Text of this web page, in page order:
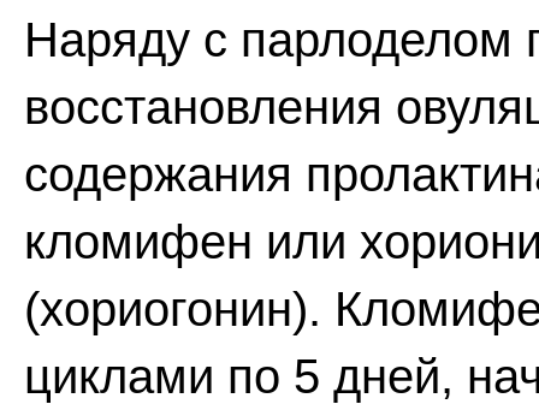
Наряду с парлоделом
восстановления
содержания
кломифен или
(хориогонин).
циклами по 5 дней,